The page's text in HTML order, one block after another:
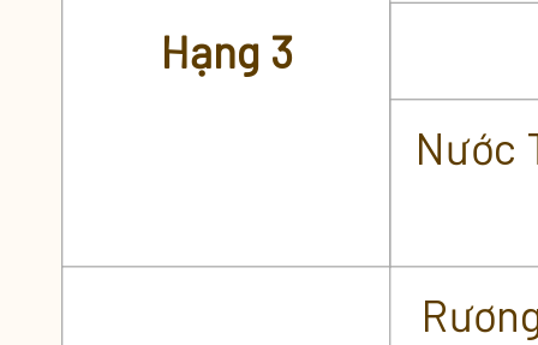
Hạng 3
Nước